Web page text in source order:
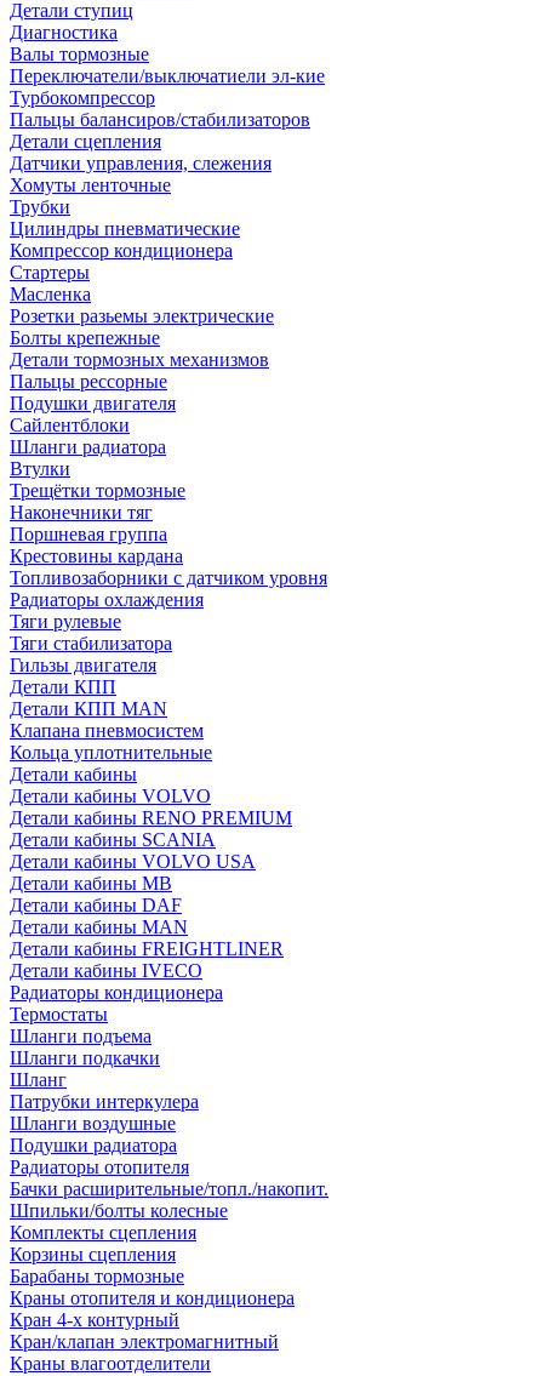
Детали ступиц
Диагностика
Валы тормозные
Переключатели/выключатиели эл-кие
Турбокомпрессор
Пальцы балансиров/стабилизаторов
Детали сцепления
Датчики управления, слежения
Хомуты ленточные
Трубки
Цилиндры пневматические
Компрессор кондиционера
Стартеры
Масленка
Розетки разьемы электрические
Болты крепежные
Детали тормозных механизмов
Пальцы рессорные
Подушки двигателя
Сайлентблоки
Шланги радиатора
Втулки
Трещётки тормозные
Наконечники тяг
Поршневая группа
Крестовины кардана
Топливозаборники с датчиком уровня
Радиаторы охлаждения
Тяги рулевые
Тяги стабилизатора
Гильзы двигателя
Детали КПП
Детали КПП MAN
Клапана пневмосистем
Кольца уплотнительные
Детали кабины
Детали кабины VOLVO
Детали кабины RENO PREMIUM
Детали кабины SCANIA
Детали кабины VOLVO USA
Детали кабины MB
Детали кабины DAF
Детали кабины MAN
Детали кабины FREIGHTLINER
Детали кабины IVECO
Радиаторы кондиционера
Термостаты
Шланги подъема
Шланги подкачки
Шланг
Патрубки интеркулера
Шланги воздушные
Подушки радиатора
Радиаторы отопителя
Бачки расширительные/топл./накопит.
Шпильки/болты колесные
Комплекты сцепления
Корзины сцепления
Барабаны тормозные
Краны отопителя и кондиционера
Кран 4-х контурный
Кран/клапан электромагнитный
Краны влагоотделители